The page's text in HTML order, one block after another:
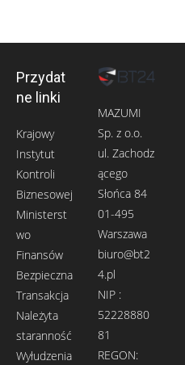
Przydat
ne linki
Krajowy
Instytut
Kontroli
Biznesowej
Ministerst
wo
Finansów
Bezpieczna
Transakcja
Należyta
staranność
Wyłudzenia
MAZUMI
Sp. z o.o.
ul. Zachodz
ącego
Słońca 84
01-495
Warszawa
biuro@bt2
4.pl
NIP :
52228880
81
REGON: